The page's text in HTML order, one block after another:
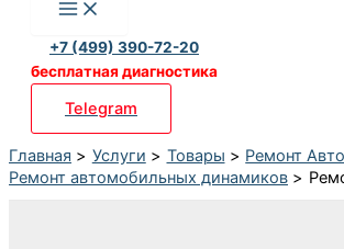
+7 (499) 390-72-20
бесплатная диагностика
Telegram
Главная Услуги Товары
Ремонт
Ремонт автомобильных динамиков